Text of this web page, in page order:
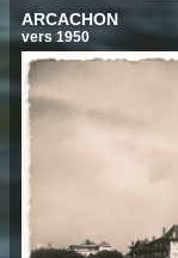
ARCACHON
vers 1950